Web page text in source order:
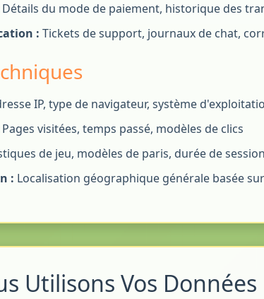
Détails du mode de paiement, historique des
: Tickets de support, journaux de chat,
IP, type de navigateur, système
Pages visitées, temps passé, modèles de clics
de jeu, modèles de paris, durée de session
: Localisation géographique générale basée
Utilisons Vos Données